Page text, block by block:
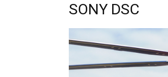
SONY DSC